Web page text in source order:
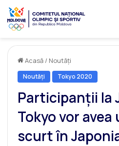
Acasă / Noutăți
Noutăți Tokyo 2020
Participanţii la
Tokyo vor
scurt în